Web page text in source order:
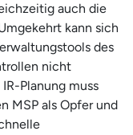
auch die
kann sich
des
nicht
Planung muss
MSP als Opfer und